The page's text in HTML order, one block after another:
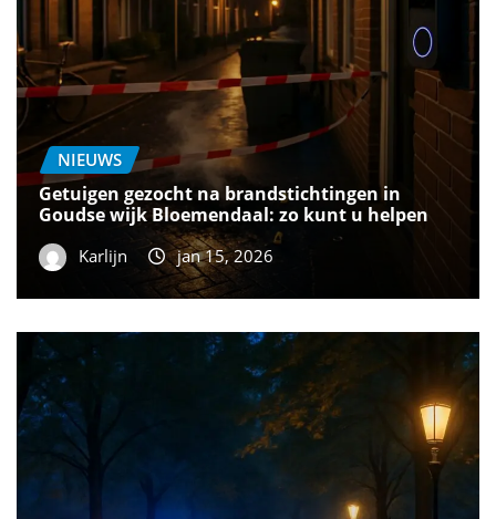
NIEUWS
Getuigen gezocht na brandstichtingen in
Goudse wijk Bloemendaal: zo kunt u helpen
Karlijn jan 15, 2026